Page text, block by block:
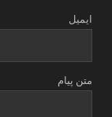
ایمیل
متن پیام